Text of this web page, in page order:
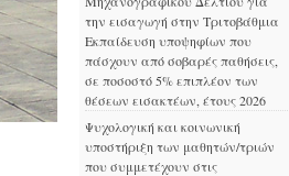
την εισαγωγή στην Τριτοβάθμια
Εκπαίδευση υποψηφίων που
πάσχουν από σοβαρές παθήσεις,
σε ποσοστό 5% επιπλέον των
θέσεων εισακτέων, έτους 2026
Ψυχολογική και κοινωνική
υποστήριξη των μαθητών/τριών
που συμμετέχουν στις